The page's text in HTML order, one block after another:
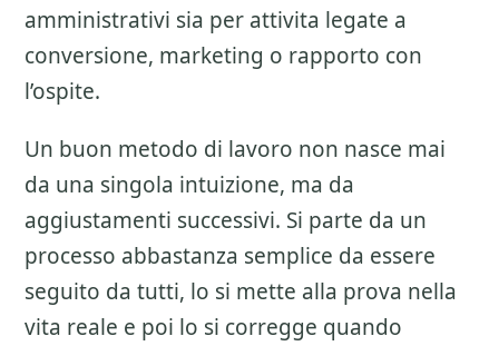
amministrativi sia per attivita legate a
conversione, marketing o rapporto con
l’ospite.
Un buon metodo di lavoro non nasce mai
da una singola intuizione, ma da
aggiustamenti successivi. Si parte da un
processo abbastanza semplice da essere
seguito da tutti, lo si mette alla prova nella
vita reale e poi lo si corregge quando